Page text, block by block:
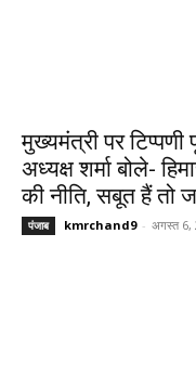
मुख्यमंत्री पर
अध्यक्ष शर्मा बोले-
की नीति, सबूत हैं तो
पंजाब kmrchand9 - अगस्त 6,